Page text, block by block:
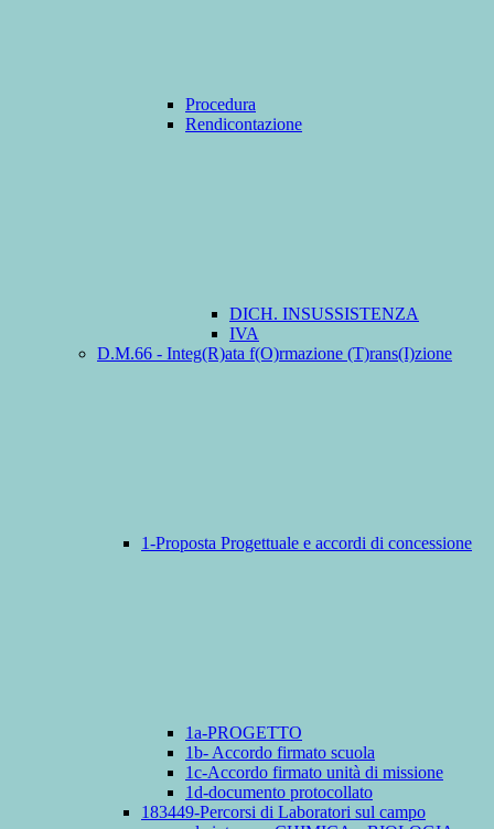
Procedura
Rendicontazione
DICH. INSUSSISTENZA
IVA
D.M.66 - Integ(R)ata f(O)rmazione (T)rans(I)zione
1-Proposta Progettuale e accordi di concessione
1a-PROGETTO
1b- Accordo firmato scuola
1c-Accordo firmato unità di missione
1d-documento protocollato
183449-Percorsi di Laboratori sul campo